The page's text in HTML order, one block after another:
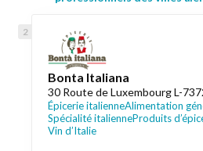
Bonta Italiana
30 Route de Luxembourg L-
Épicerie italienneAlimentation
Spécialité italienneProduits
Vin d’Italie